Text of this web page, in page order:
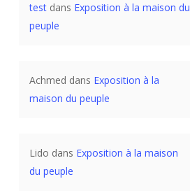
testdans Exposition à la maison du
peuple
Achmed dans Exposition à la
maison du peuple
Lido dans Exposition à la maison
du peuple